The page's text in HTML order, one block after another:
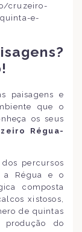
cruzeiro-
e-
paisagens e
que o
os seus
Régua-
percursos
a Régua e o
composta
xistosos,
de quintas
produção do